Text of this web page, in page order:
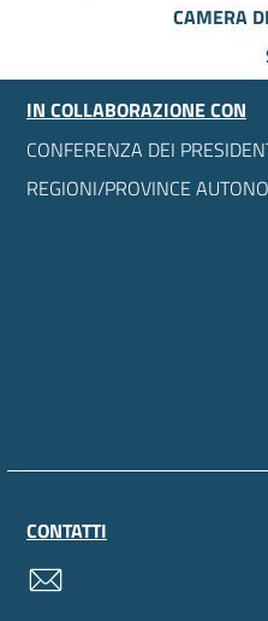
CAMERA
IN COLLABORAZIONE CON
CONFERENZA DEI
REGIONI/PROVINCE
CONTATTI